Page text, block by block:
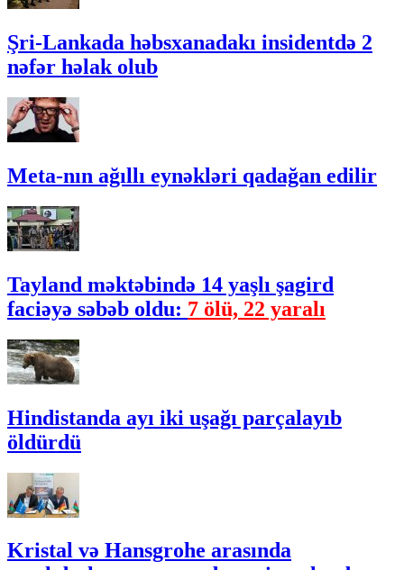
Şri-Lankada həbsxanadakı insidentdə 2
nəfər həlak olub
Meta-nın ağıllı eynəkləri qadağan edilir
Tayland məktəbində 14 yaşlı şagird
faciəyə səbəb oldu: 7 ölü, 22 yaralı
Hindistanda ayı iki uşağı parçalayıb
öldürdü
Kristal və Hansgrohe arasında